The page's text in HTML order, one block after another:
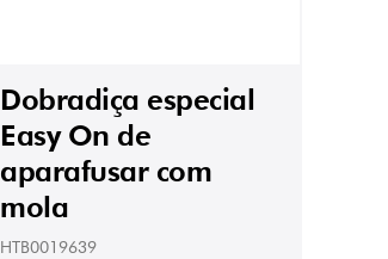
Dobradiça especial
Easy On de
aparafusar com
mola
HTB0019639